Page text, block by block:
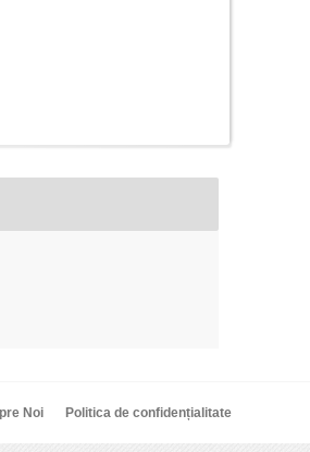
Noi Politica de confidențialitate